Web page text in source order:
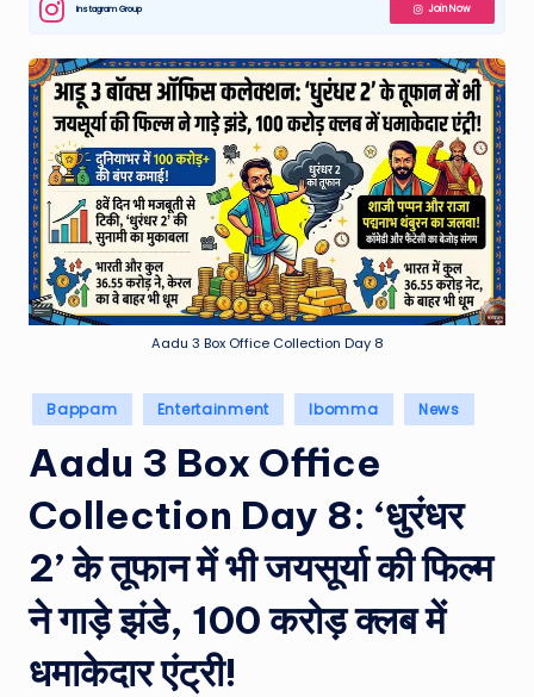
e
st
W
e
a
t
h
er
T
e
c
h
M
o
vi
Instagram Group Join Now
Aadu 3 Box Office Collection Day 8
Posted
in
Bappam Entertainment Ibomma News
Aadu 3 Box Office
Collection Day 8: ‘धुरंधर
2’ के तूफान में भी जयसूर्या की फिल्म
ने गाड़े झंडे, 100 करोड़ क्लब में
धमाकेदार एंट्री!